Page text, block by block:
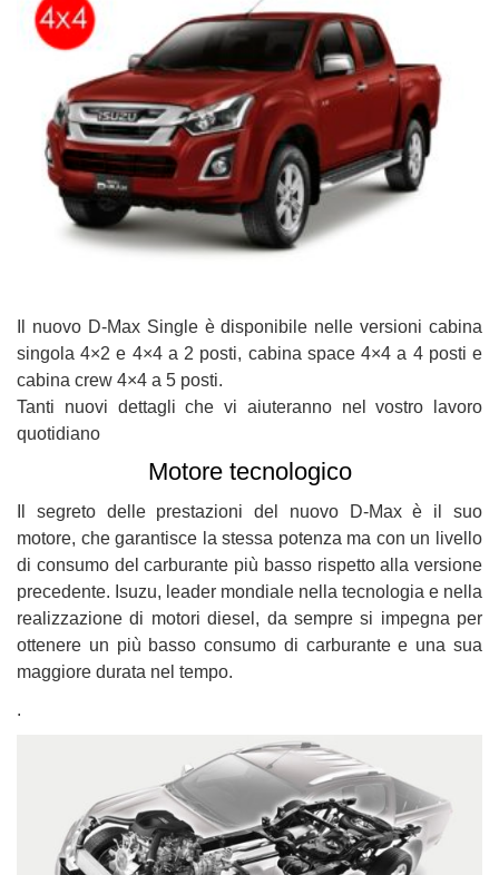
Il nuovo D-Max Single è disponibile nelle versioni cabina
singola 4×2 e 4×4 a 2 posti, cabina space 4×4 a 4 posti e
cabina crew 4×4 a 5 posti.
Tanti nuovi dettagli che vi aiuteranno nel vostro lavoro
quotidiano
Motore tecnologico
Il segreto delle prestazioni del nuovo D-Max è il suo
motore, che garantisce la stessa potenza ma con un livello
di consumo del carburante più basso rispetto alla versione
precedente. Isuzu, leader mondiale nella tecnologia e nella
realizzazione di motori diesel, da sempre si impegna per
ottenere un più basso consumo di carburante e una sua
maggiore durata nel tempo.
.
questi
strumenti
tracciamento
rimanda
alla
cookie
policy.
rivedere
tue
scelte
in
qualsiasi
Cookie necessari
Cookie delle preferenze
Cookie analitici
Cookie di marketing